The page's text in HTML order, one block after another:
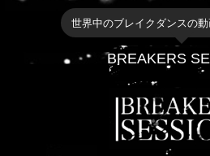
世界中のブレイクダンスの動
BREAKERS